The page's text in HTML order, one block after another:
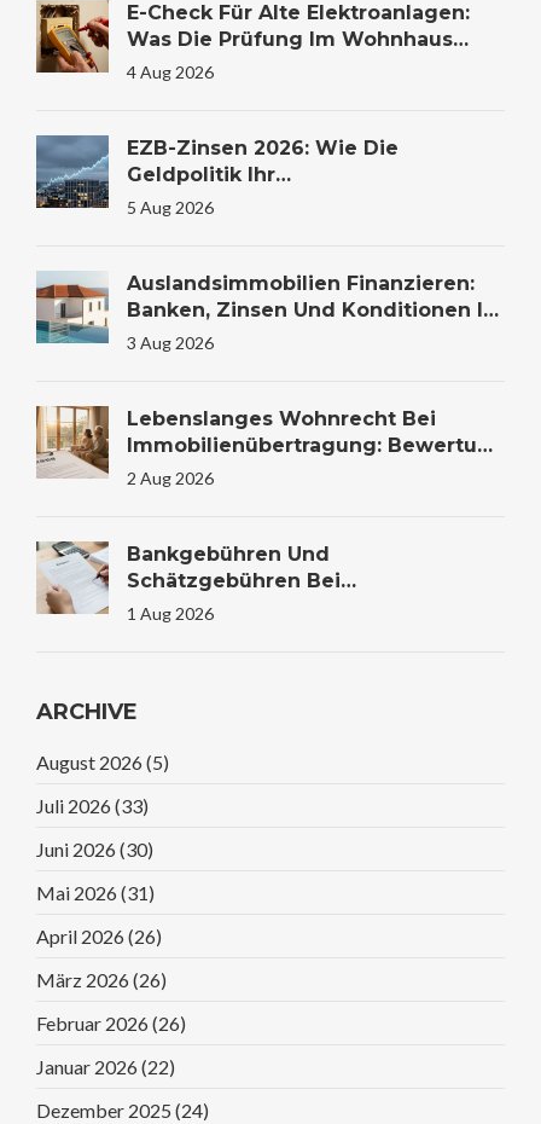
E-Check Für Alte Elektroanlagen:
Was Die Prüfung Im Wohnhaus
Wirklich Kostet Und Warum Sie
4 Aug 2026
EZB-Zinsen 2026: Wie Die
Geldpolitik Ihr
Immobilienkaufverhalten
5 Aug 2026
Auslandsimmobilien Finanzieren:
Banken, Zinsen Und Konditionen Im
Vergleich
3 Aug 2026
Lebenslanges Wohnrecht Bei
Immobilienübertragung: Bewertung
Und Steuer
2 Aug 2026
Bankgebühren Und
Schätzgebühren Bei
Immobilienfinanzierung: Kosten
1 Aug 2026
ARCHIVE
August 2026 (5)
Juli 2026 (33)
Juni 2026 (30)
Mai 2026 (31)
April 2026 (26)
März 2026 (26)
Februar 2026 (26)
Januar 2026 (22)
Dezember 2025 (24)